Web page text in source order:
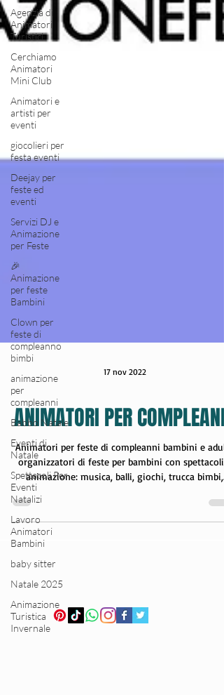
Agenzia di
Animatori
Turistici
Cerchiamo
Animatori
Mini Club
Animatori e
artisti per
eventi
giocolieri per
festa eventi
Deejay per
feste ed
eventi
Servizi DJ e
Animazione
per Feste
🎉
Animazione
per feste
Bambini
Clown per
feste di
compleanno
bimbi
animazione
per
compleanni
Babbo Natale
Eventi di
Natale
Spettacoli Per
Eventi
Natalizi
Lavoro
Animatori
Bambini
baby sitter
Natale 2025
Animazione
Turistica
Invernale
ANIMATORI PER COMPLEANNI
Animatori per feste di compleanni bambini e
organizzatori di feste per bambini con spettacoli
animazione: musica, balli, giochi, trucca bimbi,
magia, bolle, gonfiabili, zucchero filato, popcorn,
palloncini, karaoke, disco, laboratorio...
Intrattenimento per bambini e adulti durante il
compleanno con spettacoli divertenti e
Organizzazione di feste di compleanni con uno o
magico e indimenticabile. Ani